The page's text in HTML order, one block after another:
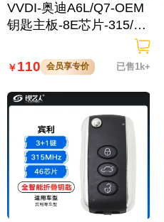
VVDI-奥迪A6L/Q7-OEM
钥匙主板-8E芯片-315/43
￥110 会员享专价 已售1k+